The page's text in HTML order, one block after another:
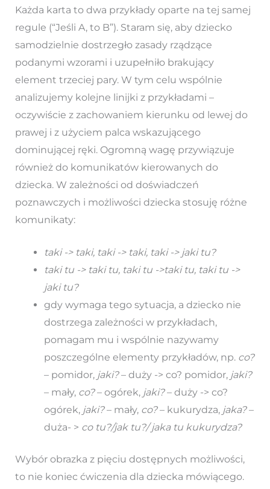
Każda karta to dwa przykłady oparte na tej samej
regule (“Jeśli A, to B”). Staram się, aby dziecko
samodzielnie dostrzegło zasady rządzące
podanymi wzorami i uzupełniło brakujący
element trzeciej pary. W tym celu wspólnie
analizujemy kolejne linijki z przykładami –
oczywiście z zachowaniem kierunku od lewej do
prawej i z użyciem palca wskazującego
dominującej ręki. Ogromną wagę przywiązuje
również do komunikatów kierowanych do
dziecka. W zależności od doświadczeń
poznawczych i możliwości dziecka stosuję różne
komunikaty:
taki -> taki, taki -> taki, taki -> jaki tu?
taki tu -> taki tu, taki tu ->taki tu, taki tu ->
jaki tu?
gdy wymaga tego sytuacja, a dziecko nie
dostrzega zależności w przykładach,
pomagam mu i wspólnie nazywamy
poszczególne elementy przykładów, np. co?
– pomidor, jaki?– duży -> co? pomidor, jaki?
– mały, co?– ogórek, jaki?– duży -> co?
ogórek, jaki?– mały, co?– kukurydza, jaka?–
duża- > co tu?/jak tu?/ jaka tu kukurydza?
Wybór obrazka z pięciu dostępnych możliwości,
to nie koniec ćwiczenia dla dziecka mówiącego.